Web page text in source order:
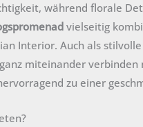
während florale
vielseitig
Interior. Auch als
miteinander
zu einer